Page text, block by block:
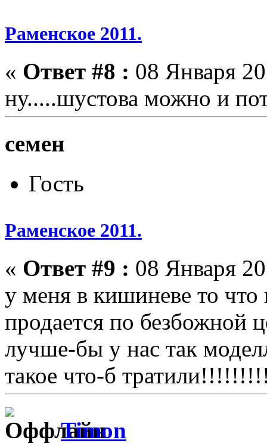
Раменское 2011.
« Ответ #8 : 08 Января
ну.....шустова можно и
семен
Гость
Раменское 2011.
« Ответ #9 : 08 Января
у меня в кишиневе то
продается по безбожной
лучше-бы у нас так
такое что-б
Timon